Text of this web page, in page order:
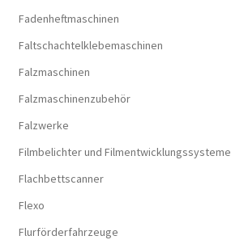
Fadenheftmaschinen
Faltschachtelklebemaschinen
Falzmaschinen
Falzmaschinenzubehör
Falzwerke
Filmbelichter und Filmentwicklungssysteme
Flachbettscanner
Flexo
Flurförderfahrzeuge